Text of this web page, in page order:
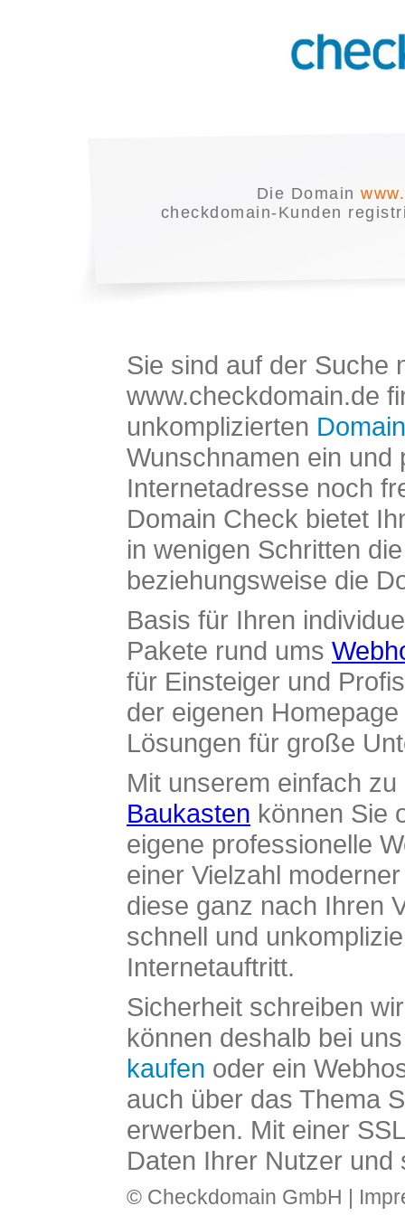
Die Domain
checkdomain-Kunden
Sie sind auf der Suche
www.checkdomain.de
unkomplizierten
Wunschnamen ein und
Internetadresse noch
Domain Check bietet
in wenigen Schritten
beziehungsweise die
Basis für Ihren
Pakete rund ums
für Einsteiger und
der eigenen
Lösungen für große
Mit unserem einfach
Baukasten können Sie
eigene professionelle
einer Vielzahl
diese ganz nach Ihren
schnell und
Internetauftritt.
Sicherheit schreiben
können deshalb bei
kaufen oder ein
auch über das Thema
erwerben. Mit einer
Daten Ihrer Nutzer und
© Checkdomain GmbH |